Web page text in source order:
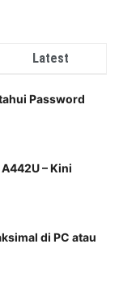
Latest
Password
– Kini
di PC atau